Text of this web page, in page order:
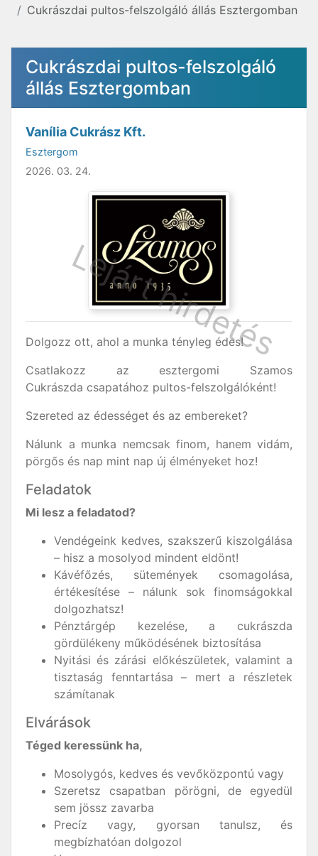
Cukrászdai pultos-felszolgáló állás Esztergomban
Cukrászdai pultos-felszolgáló
állás Esztergomban
Vanília Cukrász Kft.
Esztergom
2026. 03. 24.
Dolgozz ott, ahol a munka tényleg édes!
Csatlakozz az esztergomi Szamos
Cukrászda csapatához pultos-felszolgálóként!
Szereted az édességet és az embereket?
Nálunk a munka nemcsak finom, hanem vidám,
pörgős és nap mint nap új élményeket hoz!
Feladatok
Mi lesz a feladatod?
Vendégeink kedves, szakszerű kiszolgálása
– hisz a mosolyod mindent eldönt!
Kávéfőzés, sütemények csomagolása,
értékesítése – nálunk sok finomságokkal
dolgozhatsz!
Pénztárgép kezelése, a cukrászda
gördülékeny működésének biztosítása
Nyitási és zárási előkészületek, valamint a
tisztaság fenntartása – mert a részletek
számítanak
Elvárások
Téged keressünk ha,
Mosolygós, kedves és vevőközpontú vagy
Szeretsz csapatban pörögni, de egyedül
sem jössz zavarba
Precíz vagy, gyorsan tanulsz, és
megbízhatóan dolgozol